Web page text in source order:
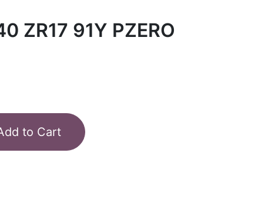
ZR17 91Y PZERO
to Cart